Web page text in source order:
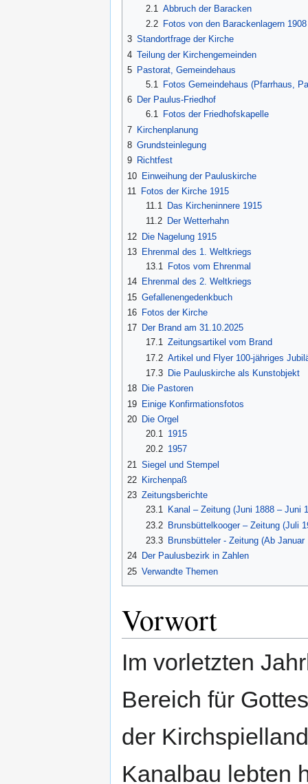
2.1
Abbruch der Baracken
2.2
Fotos von den Barackenlagern
3 Standortfrage der Kirche
4 Teilung der Kirchengemeinden
5 Pastorat, Gemeindehaus
5.1
Fotos Gemeindehaus (Pfarrhaus,
6 Der Paulus-Friedhof
6.1
Fotos der Friedhofskapelle
7 Kirchenplanung
8 Grundsteinlegung
9 Richtfest
10 Einweihung der Pauluskirche
11 Fotos der Kirche 1915
11.1
Das Kircheninnere 1915
11.2
Der Wetterhahn
12 Die Nagelung 1915
13 Ehrenmal des 1. Weltkriegs
13.1
Fotos vom Ehrenmal
14 Ehrenmal des 2. Weltkriegs
15 Gefallenengedenkbuch
16 Fotos der Kirche
17 Der Brand am 31.10.2025
17.1 Zeitungsartikel vom Brand
17.2 Artikel und Flyer 100-jähriges
17.3
Die Pauluskirche als Kunstobjekt
18 Die Pastoren
19 Einige Konfirmationsfotos
20 Die Orgel
20.1
1915
20.2 1957
21 Siegel und Stempel
22 Kirchenpaß
23 Zeitungsberichte
23.1
Kanal – Zeitung (Juni 1888 – Juni
23.2 Brunsbüttelkooger – Zeitung (Juli
23.3
Brunsbütteler - Zeitung (Ab Januar
24 Der Paulusbezirk in Zahlen
25 Verwandte Themen
Vorwort
Im vorletzten
Bereich für
der
Kanalbau lebten